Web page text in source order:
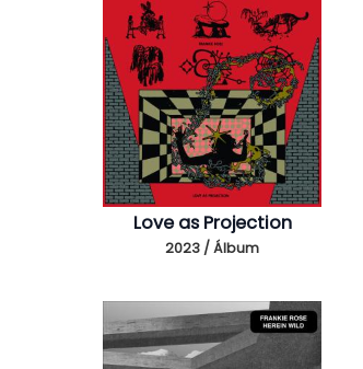
Love as Projection
2023 / Álbum